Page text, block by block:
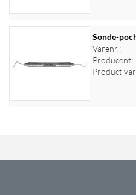
Sonde-
Varenr.:
Producent:
Product